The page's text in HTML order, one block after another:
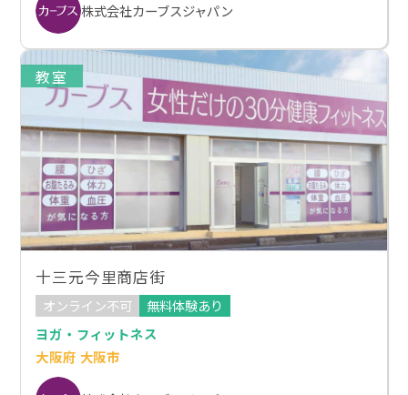
株式会社カーブスジャパン
教室
十三元今里商店街
オンライン不可
無料体験あり
ヨガ・フィットネス
大阪府 大阪市